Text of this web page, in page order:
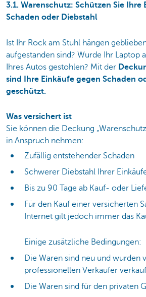
3.1. Warenschutz: Schützen Sie Ihre
Schaden oder Diebstahl
Ist Ihr Rock am Stuhl hängen
aufgestanden sind? Wurde Ihr Laptop
Ihres Autos gestohlen? Mit der
sind Ihre Einkäufe gegen Schaden
geschützt.
Was versichert ist
Sie können die Deckung
in Anspruch nehmen:
Zufällig entstehender Schaden
Schwerer Diebstahl Ihrer
Bis zu 90 Tage ab Kauf- oder
Für den Kauf einer versicherten
Internet gilt jedoch immer das
Einige zusätzliche Bedingungen:
Die Waren sind neu und wurden
professionellen Verkäufer
Die Waren sind für den privaten